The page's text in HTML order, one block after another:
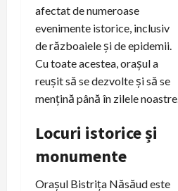
afectat de numeroase
evenimente istorice, inclusiv
de războaiele și de epidemii.
Cu toate acestea, orașul a
reușit să se dezvolte și să se
mențină până în zilele noastre.
Locuri istorice și
monumente
Orașul Bistrița Năsăud este